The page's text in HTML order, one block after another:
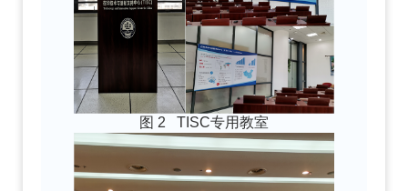
图 2 TISC专用教室